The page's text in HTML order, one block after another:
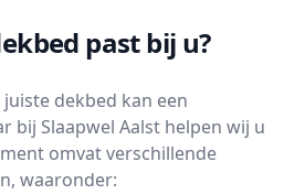
past bij u?
dekbed kan een
bij Slaapwel Aalst helpen wij u
omvat verschillende
waaronder: